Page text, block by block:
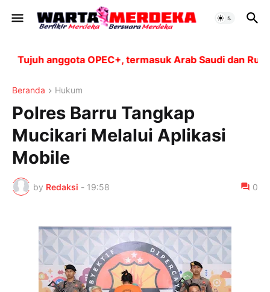
Tujuh anggota OPEC+, termasuk Arab Saudi dan
Beranda Hukum
Polres Barru Tangkap
Mucikari Melalui Aplikasi
Mobile
by Redaksi - 19:58 0